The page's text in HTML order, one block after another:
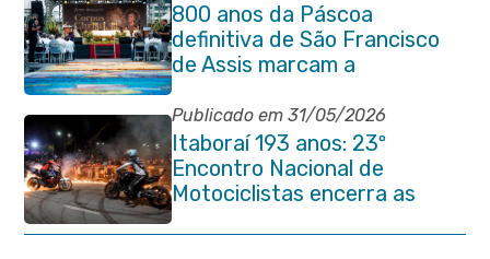
800 anos da Páscoa
definitiva de São Francisco
de Assis marcam a
celebração de Corpus Christi
em Itaboraí
Publicado em 31/05/2026
Itaboraí 193 anos: 23º
Encontro Nacional de
Motociclistas encerra as
comemorações do
aniversário da cidade